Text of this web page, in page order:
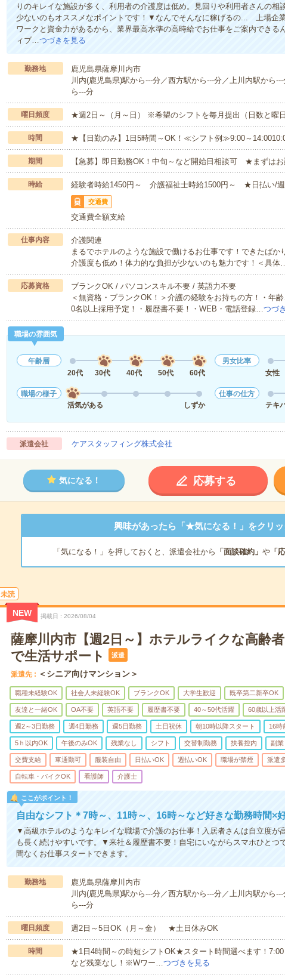
りのキレイな施設が多く、利用者の介護度は低め。見回りや利用者さんの相
少ないのもオススメなポイントです！▼なんでそんなに稼げるの... 上場企
ワークと資金力があるから、業界最高水準の高時給でお仕事をご案内できる
ィブ…つづきを見る
勤務地
鹿児島県薩摩川内市
川内(鹿児島県)駅から---分／西方駅から---分／上川内駅から
ら---分
曜日頻度 ★週2日～（月～日） ※希望のシフトを毎月提出（日数と曜
時間 ★【日勤のみ】1日5時間～OK！≪シフト例≫9:00～
期間 【急募】即日勤務OK！中旬～など開始日相談可 ★まずはお
時給 経験者時給1450円～ 介護福祉士時給1500円～ ★日払い/
交通費
交通費全額支給
仕事内容
介護関連
まるでホテルのような施設で働けるお仕事です！できたばか
介護度も低め！体力的な負担が少ないのも魅力です！＜具体
応募資格
ブランクOK / パソコンスキル不要 / 英語力不要
＜無資格・ブランクOK！＞介護の経験をお持ちの方！・年
0名以上採用予定！・履歴書不要！・WEB・電話登録…つづ
職場の雰囲気
年齢層
20代
30代 40代 50代 60代
男女比率
女性
職場の様子
活気がある
しずか
仕事の仕方
テキ
派遣会社 ケアスタッフィング株式会社
気になる！ 応募する
興味があったら「★気になる！」をクリッ
「気になる！」を押しておくと、派遣会社から 「面談確約」 や「
未読
NEW 掲載日 2026/08/04
薩摩川内市【週2日～】ホテルライクな高齢
で生活サポート
派遣
派遣先 ＜シニア向けマンション＞
職種未経験OK 社会人未経験OK ブランクOK 大学生歓迎 既卒第二新卒OK
友達と一緒OK OA不要 英語不要 履歴書不要 40～50代活躍 60歳以上活
週2～3日勤務 週4日勤務 週5日勤務 土日祝休 朝10時以降スタート 16時
5ｈ以内OK 午後のみOK 残業なし シフト 交替制勤務 扶養控内 副業
交費支給 車通勤可 服装自由 日払いOK 週払いOK 職場が禁煙 派遣
自転車・バイクOK 看護師 介護士
ここがポイント！
自由なシフト＊7時～、11時～、16時～など好きな勤務時間×
▼高級ホテルのようなキレイな職場で介護のお仕事！入居者さんは自立度が
も長く続けやすいです。▼来社＆履歴書不要！自宅にいながらスマホひとつ
間なくお仕事スタートできます。
勤務地
鹿児島県薩摩川内市
川内(鹿児島県)駅から---分／西方駅から---分／上川内駅から
ら---分
曜日頻度 週2日～5日OK（月～金） ★土日休みOK
時間
★1日4時間～の時短シフトOK★スタート時間選べます！7:00
など残業なし！※Wワー…つづきを見る